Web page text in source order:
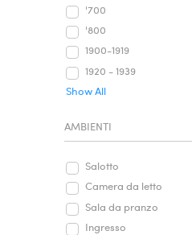
'700
'800
1900-1919
1920 - 1939
Show All
AMBIENTI
Salotto
Camera da letto
Sala da pranzo
Ingresso